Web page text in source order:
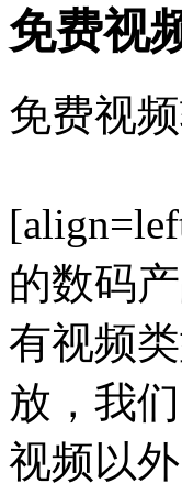
免费视
免费视
的数码
有视频
放，我
视频以